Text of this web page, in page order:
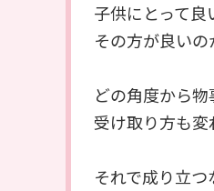
子供にとって
その方が良いの
どの角度から
受け取り方も変
それで成り立